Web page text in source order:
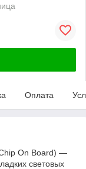
Оплата
On Board) —
световых